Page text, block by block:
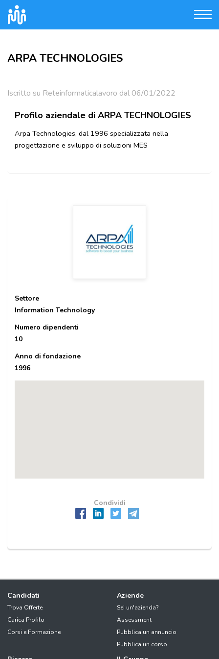
ARPA TECHNOLOGIES
Iscritto su Reteinformaticalavoro dal 06/01/2022
Profilo aziendale di ARPA TECHNOLOGIES
Arpa Technologies, dal 1996 specializzata nella
progettazione e sviluppo di soluzioni MES
Settore
Information Technology
Numero dipendenti
10
Anno di fondazione
1996
Condividi
Candidati
Trova Offerte
Carica Profilo
Corsi e Formazione
Aziende
Sei un'azienda?
Assessment
Pubblica un annuncio
Pubblica un corso